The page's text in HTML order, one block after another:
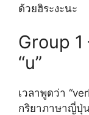
ด้วยฮิระงะนะ
Group
“u”
เวลาพูดว่า
กริยาภาษาญี่ปุ่